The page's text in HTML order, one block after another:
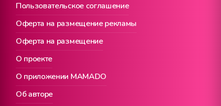
О проекте
Пользовательское соглашение
О приложении MAMADO
Оферта на размещение рекламы
Об авторе
Оферта на размещение